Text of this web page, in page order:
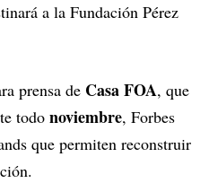
a la Fundación Pérez
prensa de Casa FOA, que
todo noviembre, Forbes
que permiten reconstruir